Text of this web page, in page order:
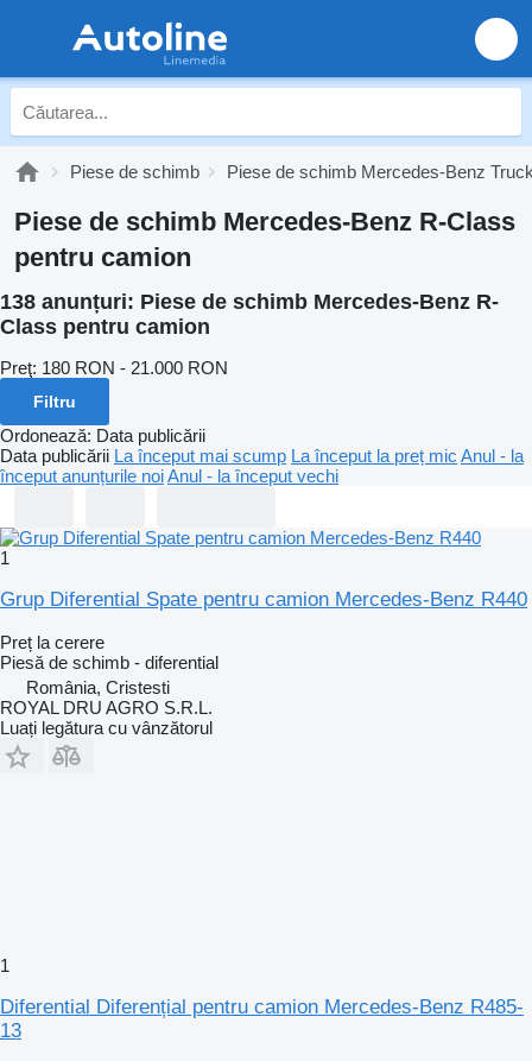
Piese de schimb Piese de schimb Mercedes-Benz
Piese de schimb Mercedes-Benz R-Class
pentru camion
138 anunțuri: Piese de schimb Mercedes-Benz R-
Class pentru camion
Preţ: 180 RON - 21.000 RON
Filtru
Ordonează: Data publicării
Data publicării La început mai scump La început la preț mic Anul - la
început anunțurile noiAnul - la început vechi
1
Grup Diferential Spate pentru camion Mercedes-Benz R440
Preț la cerere
Piesă de schimb - diferential
România, Cristesti
ROYAL DRU AGRO S.R.L.
Luați legătura cu vânzătorul
1
Diferential Diferențial pentru camion Mercedes-Benz R485-
13